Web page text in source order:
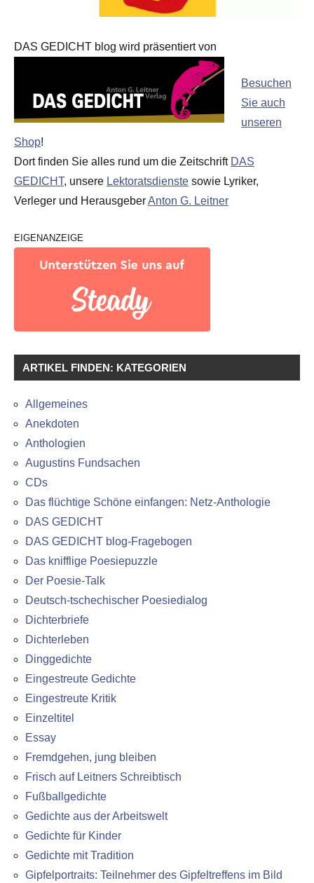
DAS GEDICHT blog wird präsentiert von
Besuchen
Sie auch
unseren
Shop!
Dort finden Sie alles rund um die Zeitschrift DAS
GEDICHT, unsere Lektoratsdienste sowie Lyriker,
Verleger und HerausgeberAnton G. Leitner
EIGENANZEIGE
ARTIKEL FINDEN: KATEGORIEN
Allgemeines
Anekdoten
Anthologien
Augustins Fundsachen
CDs
Das flüchtige Schöne einfangen: Netz-Anthologie
DAS GEDICHT
DAS GEDICHT blog-Fragebogen
Das knifflige Poesiepuzzle
Der Poesie-Talk
Deutsch-tschechischer Poesiedialog
Dichterbriefe
Dichterleben
Dinggedichte
Eingestreute Gedichte
Eingestreute Kritik
Einzeltitel
Essay
Fremdgehen, jung bleiben
Frisch auf Leitners Schreibtisch
Fußballgedichte
Gedichte aus der Arbeitswelt
Gedichte für Kinder
Gedichte mit Tradition
Gipfelportraits: Teilnehmer des Gipfeltreffens im Bild